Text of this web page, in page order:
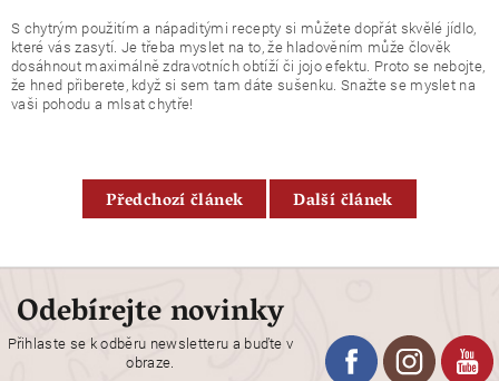
S chytrým použitím a nápaditými recepty si můžete dopřát skvělé jídlo,
které vás zasytí. Je třeba myslet na to, že hladověním může člověk
dosáhnout maximálně zdravotních obtíží či jojo efektu. Proto se nebojte,
že hned přiberete, když si sem tam dáte sušenku. Snažte se myslet na
vaši pohodu a mlsat chytře!
Předchozí článek Další článek
Odebírejte novinky
Přihlaste se k odběru newsletteru a buďte v
obraze.